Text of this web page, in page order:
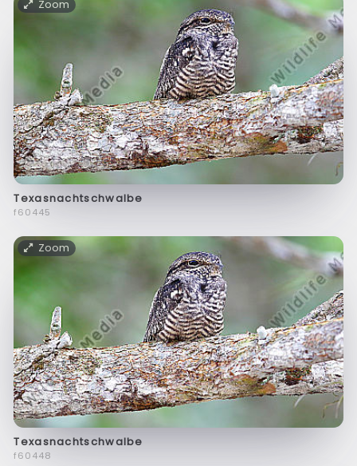
Zoom
Texasnachtschwalbe
f60445
Zoom
Texasnachtschwalbe
f60448